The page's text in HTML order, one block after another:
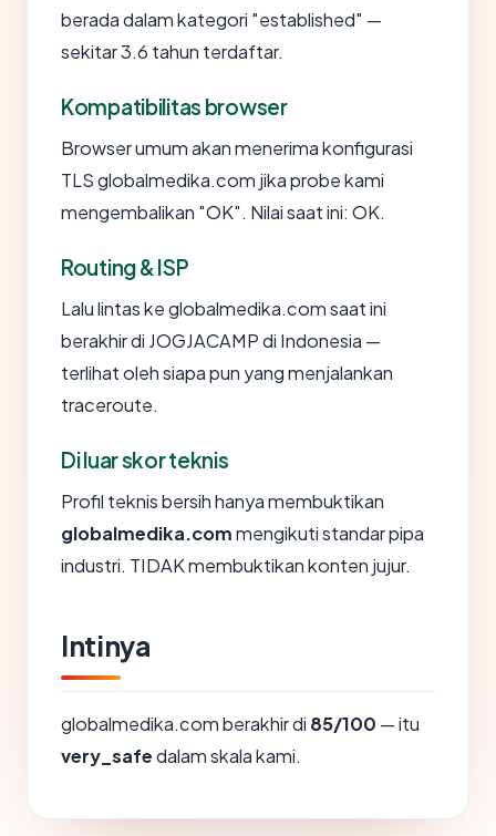
berada dalam kategori "established" —
sekitar 3.6 tahun terdaftar.
Kompatibilitas browser
Browser umum akan menerima konfigurasi
TLS globalmedika.com jika probe kami
mengembalikan "OK". Nilai saat ini: OK.
Routing & ISP
Lalu lintas ke globalmedika.com saat ini
berakhir di JOGJACAMP di Indonesia —
terlihat oleh siapa pun yang menjalankan
traceroute.
Di luar skor teknis
Profil teknis bersih hanya membuktikan
globalmedika.commengikuti standar pipa
industri. TIDAK membuktikan konten jujur.
Intinya
globalmedika.com berakhir di 85/100 — itu
very_safedalam skala kami.